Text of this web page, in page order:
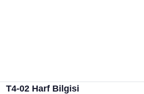
T4-02 Harf Bilgisi